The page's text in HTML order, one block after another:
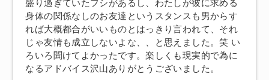
盛り過ぎていたフシがあるし、わたしが彼に求める
身体の関係なしのお友達というスタンスも男からす
れば大概都合がいいものとはっきり言われて、それ
じゃ友情も成立しないよな、、と思えました。笑 い
ろいろ聞けてよかったです。楽しくも現実的で為に
なるアドバイス沢山ありがとうございました。